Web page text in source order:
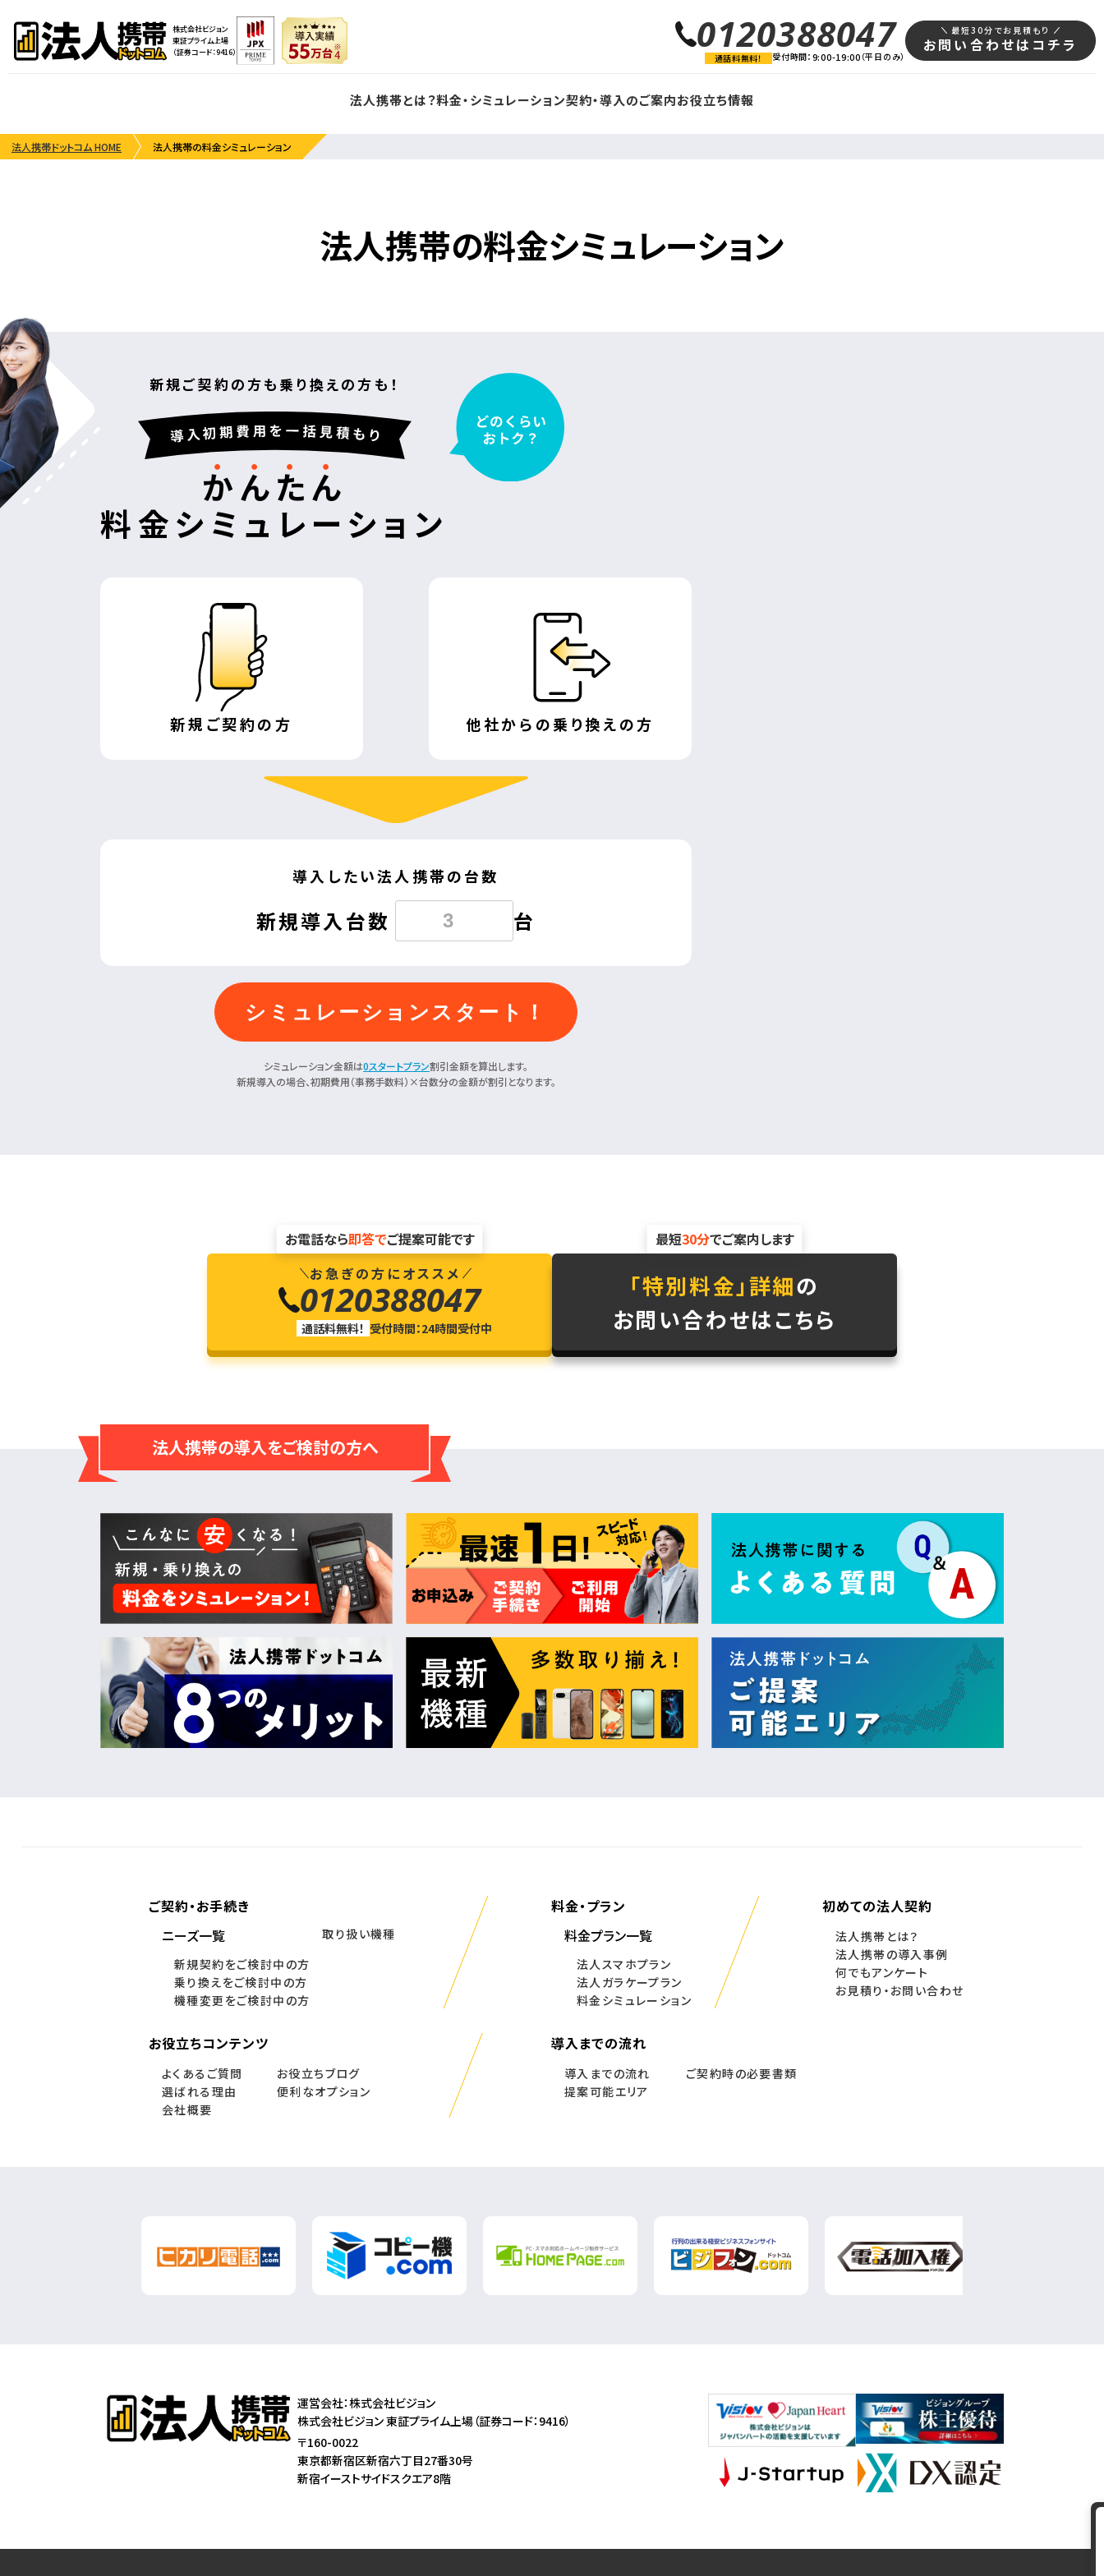
株式会社ビジョン
東証プライム上場
（証券コード：9416）
0120388047
通話料無料！ 受付時間： 9:00-19:00 （平日のみ）
最短30分でお見積もり
お問い合わせはコチラ
法人携帯とは？料金・シミュレーション契約・導入のご案内お役立ち情報
法人携帯ドットコム HOME 法人携帯の料金シミュレーション
法人携帯の料金シミュレーション
新規ご契約の方も乗り換えの方も！
かんたん
料金シミュレーション
新規 ご契約の方 他社からの乗り換えの方
導入したい法人携帯の台数
新規導入台数 台
シミュレーションスタート！
シミュレーション金額は0スタートプラン割引金額を算出します。
新規導入の場合、初期費用（事務手数料）×台数分の金額が割引となります。
お電話なら即答でご提案可能です
お急ぎの方にオススメ
0120388047
通話料無料！ 受付時間：24時間受付中
最短30分でご案内します
「特別料金」詳細の
お問い合わせはこちら
法人携帯の導入をご検討の方へ
ご契約・お手続き
ニーズ一覧
新規契約をご検討中の方
乗り換えをご検討中の方
機種変更をご検討中の方
取り扱い機種
料金・プラン
料金プラン一覧
法人スマホプラン
法人ガラケープラン
料金シミュレーション
初めての法人契約
法人携帯とは？
法人携帯の導入事例
何でもアンケート
お見積り・お問い合わせ
お役立ちコンテンツ
よくあるご質問
お役立ちブログ
選ばれる理由
便利なオプション
会社概要
導入までの流れ
導入までの流れ
ご契約時の必要書類
提案可能エリア
運営会社：株式会社ビジョン
株式会社ビジョン 東証プライム上場（証券コード：9416）
〒160-0022
東京都新宿区新宿六丁目27番30号
新宿イーストサイドスクエア8階